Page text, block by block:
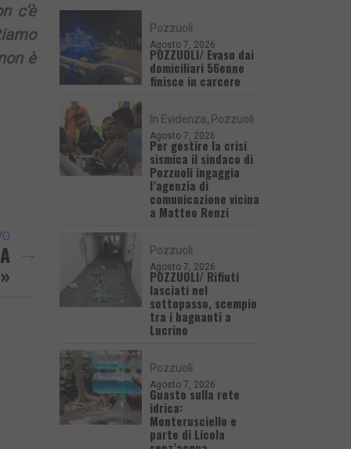
c’è
è
Pozzuoli
Agosto 7, 2026
POZZUOLI/ Evaso dai
domiciliari 56enne
finisce in carcere
In Evidenza Pozzuoli
Agosto 7, 2026
Per gestire la crisi
sismica il sindaco di
Pozzuoli ingaggia
l’agenzia di
comunicazione vicina
a Matteo Renzi
Pozzuoli
Agosto 7, 2026
POZZUOLI/ Rifiuti
lasciati nel
sottopasso, scempio
tra i bagnanti a
Lucrino
Pozzuoli
Agosto 7, 2026
Guasto sulla rete
idrica:
Monterusciello e
parte di Licola